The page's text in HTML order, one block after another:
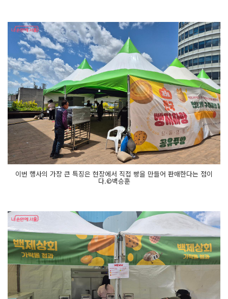
이번 행사의 가장 큰 특징은 현장에서 직접 빵을 만들어 판매한다는 점이
다.©백승훈